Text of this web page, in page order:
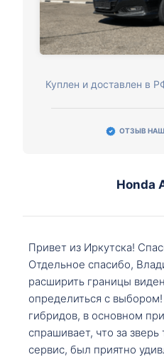
Куплен и доставлен в
ОТЗЫВ
Honda
Привет из Иркутска!
Отдельное спасибо,
расширить границы
определиться с
гибридов, в основном
спрашивает, что за
сервис, был приятно